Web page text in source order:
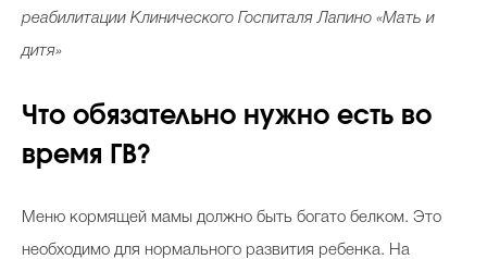
реабилитации Клинического Госпиталя Лапино «Мать и
дитя»
Что обязательно нужно есть во
время ГВ?
Меню кормящей мамы должно быть богато белком. Это
необходимо для нормального развития ребенка. На